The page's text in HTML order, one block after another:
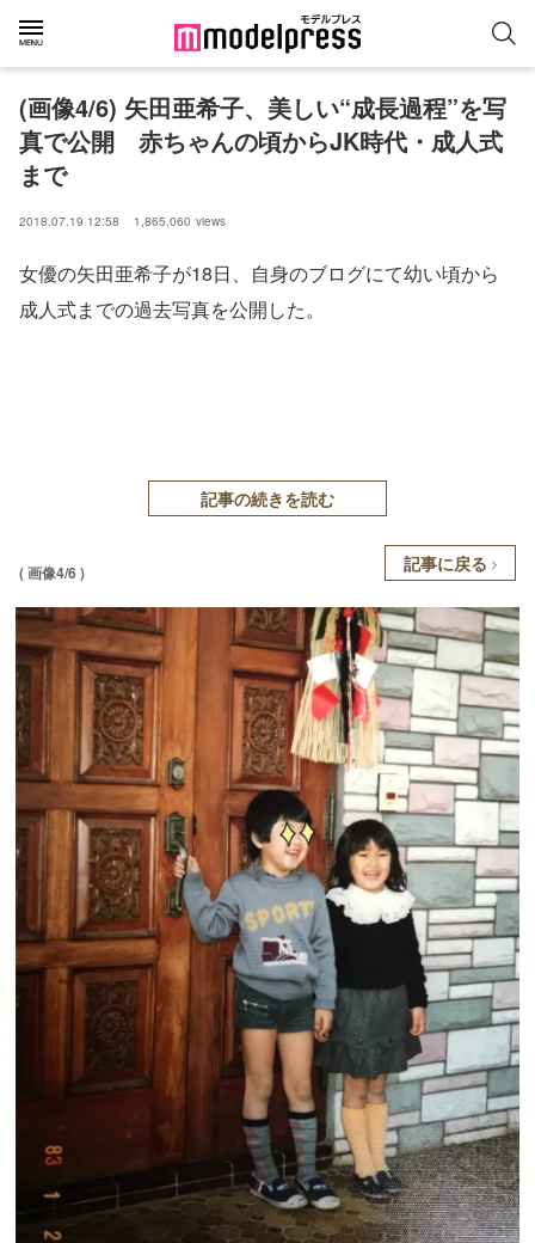
(画像4/6) 矢田亜希子、美しい“成長過程”を写
真で公開 赤ちゃんの頃からJK時代・成人式
まで
2018.07.19 12:58 1,865,060 views
女優の矢田亜希子が18日、自身のブログにて幼い頃から
成人式までの過去写真を公開した。
記事の続きを読む
( 画像4/6 ) 記事に戻る